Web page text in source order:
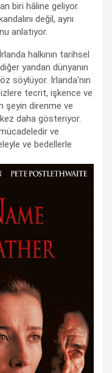
biri hâline geliyor.
değil, aynı
anlatıyor.
halkının tarihsel
yandan dünyanın
söylüyor. İrlanda'nın
tecrit, işkence ve
şeyin direnme ve
daha gösteriyor.
ve
ve bedellerle